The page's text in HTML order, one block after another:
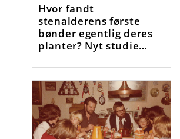
Hvor fandt
stenalderens første
bønder egentlig deres
planter? Nyt studie